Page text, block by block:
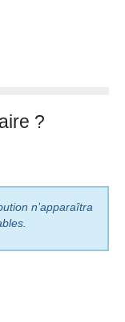
?
n’apparaîtra